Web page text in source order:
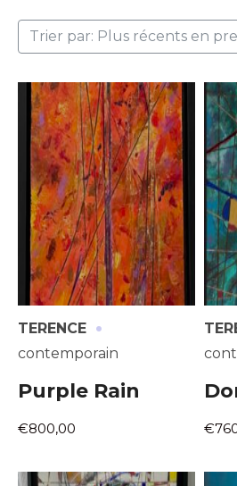
Trier par: Plus récents en
TERENCE ·
contemporain
Purple Rain
€800,00